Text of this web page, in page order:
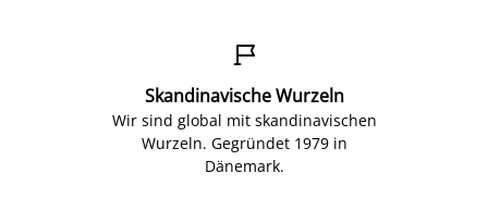

Skandinavische Wurzeln
Wir sind global mit skandinavischen
Wurzeln. Gegründet 1979 in
Dänemark.